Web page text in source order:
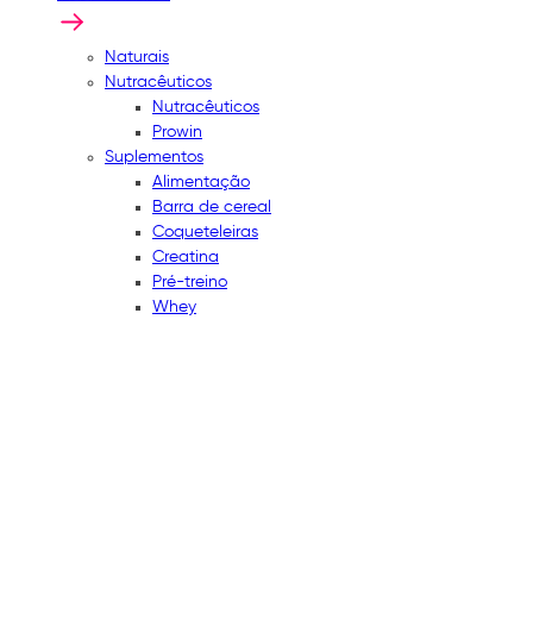
Naturais
Nutracêuticos
Nutracêuticos
Prowin
Suplementos
Alimentação
Barra de cereal
Coqueteleiras
Creatina
Pré-treino
Whey